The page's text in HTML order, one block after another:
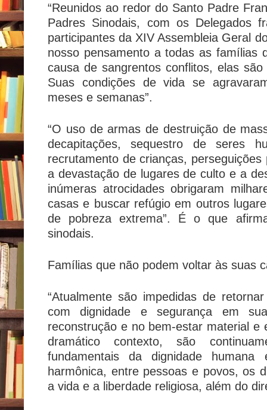
“Reunidos ao redor do Santo Padre
Padres Sinodais, com os Delegados
participantes da XIV Assembleia Geral
nosso pensamento a todas as famílias
causa de sangrentos conflitos, elas
Suas condições de vida se
meses e semanas”.
“O uso de armas de destruição de
decapitações, sequestro de seres
recrutamento de crianças,
a devastação de lugares de culto e a
inúmeras atrocidades obrigaram
casas e buscar refúgio em outros
de pobreza extrema”. É o que
sinodais.
Famílias que não podem voltar às suas
“Atualmente são impedidas de
com dignidade e segurança em
reconstrução e no bem-estar material e
dramático contexto, são
fundamentais da dignidade
harmônica, entre pessoas e povos, os
a vida e a liberdade religiosa, além do